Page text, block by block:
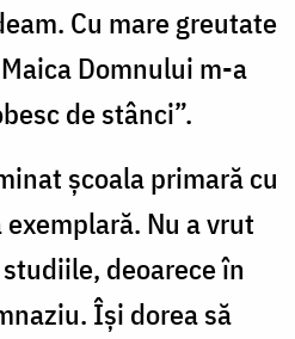
Cu mare greutate
Domnului m-a
de stânci”.
școala primară cu
Nu a vrut
deoarece în
Își dorea să